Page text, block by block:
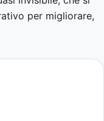
per migliorare,